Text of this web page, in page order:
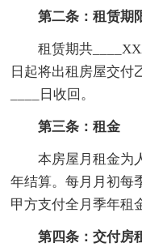
第二条：租赁期
租赁期共____XXX
日起将出租房屋交付
____日收回。
第三条：租金
本房屋月租金为人
年结算。每月月初每
甲方支付全月季年租
第四条：交付房